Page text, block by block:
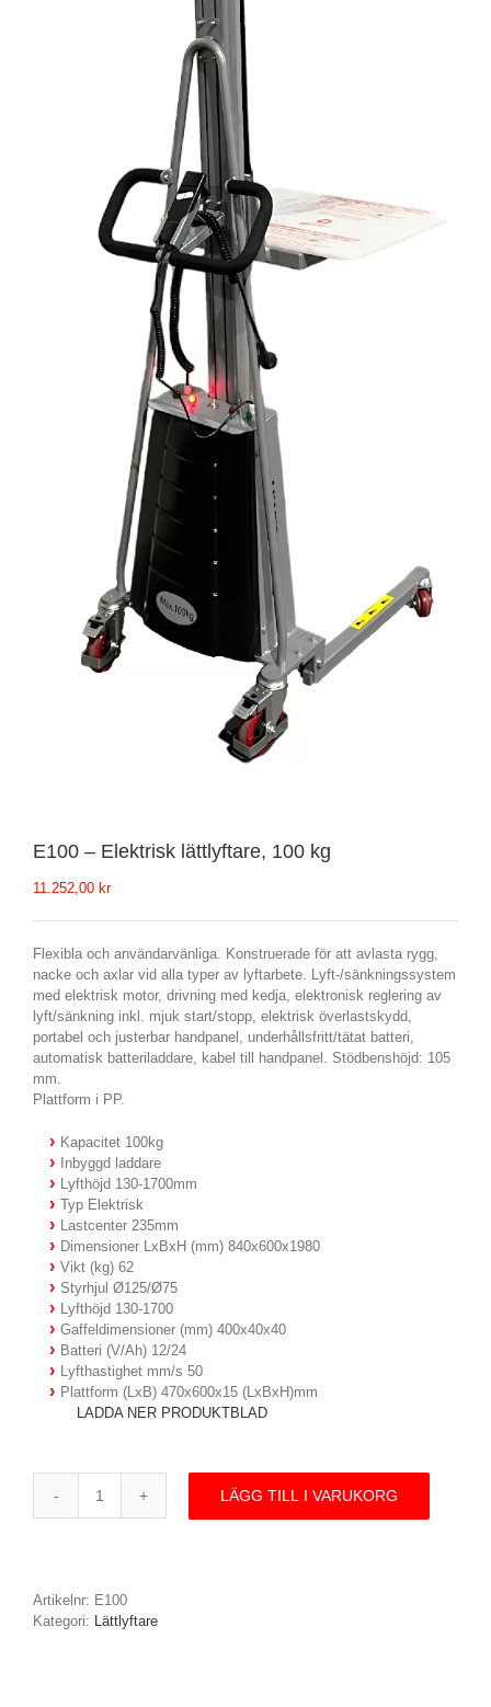
E100 – Elektrisk lättlyftare, 100 kg
11.252,00 kr
Flexibla och användarvänliga. Konstruerade för att avlasta rygg,
nacke och axlar vid alla typer av lyftarbete. Lyft-/sänkningssystem
med elektrisk motor, drivning med kedja, elektronisk reglering av
lyft/sänkning inkl. mjuk start/stopp, elektrisk överlastskydd,
portabel och justerbar handpanel, underhållsfritt/tätat batteri,
automatisk batteriladdare, kabel till handpanel. Stödbenshöjd: 105
mm.
Plattform i PP.
Kapacitet 100kg
Inbyggd laddare
Lyfthöjd 130-1700mm
Typ Elektrisk
Lastcenter 235mm
Dimensioner LxBxH (mm) 840x600x1980
Vikt (kg) 62
Styrhjul Ø125/Ø75
Lyfthöjd 130-1700
Gaffeldimensioner (mm) 400x40x40
Batteri (V/Ah) 12/24
Lyfthastighet mm/s 50
Plattform (LxB) 470x600x15 (LxBxH)mm
LADDA NER PRODUKTBLAD
E100
kg
mängd
LÄGG TILL I VARUKORG
Artikelnr: E100
Kategori: Lättlyftare